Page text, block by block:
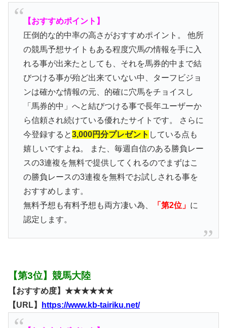
【おすすめポイント】
圧倒的な的中率の高さがおすすめポイント。 他所
の競馬予想サイトもある程度穴馬の情報を手に入
れる事が出来たとしても、それを馬券的中まで結
びつける事が殆ど出来ていない中、ターフビジョ
ンは確かな情報の元、的確に穴馬をチョイスし
「馬券的中」へと結びつける事で長年ユーザーか
ら信頼され続けている優れたサイトです。 さらに
今登録すると3,000円分プレゼント している点も
嬉しいですよね。 また、毎週自信のある勝負レー
スの3連複を無料で提供してくれるのでまずはこ
の勝負レースの3連複を無料でお試しされる事を
おすすめします。
無料予想も有料予想も両方凄い為、
「第2位」 に
認定します。
【第3位】競馬大陸
【おすすめ度】★★★★★★
【URL】
https://www.kb-tairiku.net/